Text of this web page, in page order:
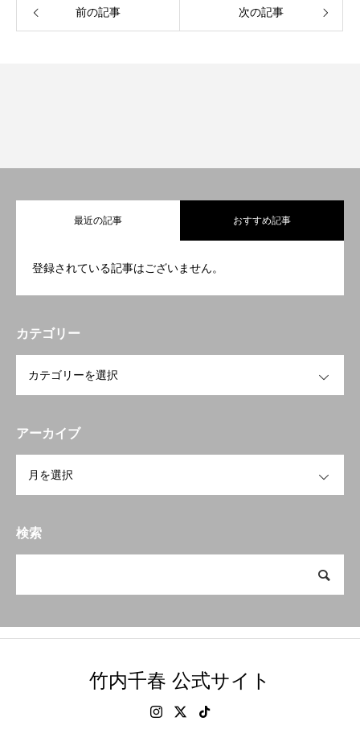
前の記事 次の記事
最近の記事 おすすめ記事
登録されている記事はございません。
カテゴリー
アーカイブ
検索
竹内千春 公式サイト